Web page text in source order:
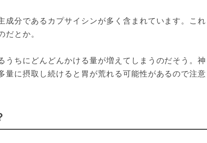
成分であるカプサイシンが多く含まれています。これ
だとか。
うちにどんどんかける量が増えてしまうのだそう。神
量に摂取し続けると胃が荒れる可能性があるので注意